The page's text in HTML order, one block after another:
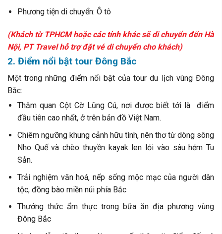
Phương tiện di chuyển: Ô tô
(Khách từ TPHCM hoặc các tỉnh khác sẽ di chuyển đến Hà
Nội, PT Travel hỗ trợ đặt vé di chuyển cho khách)
2. Điểm nổi bật tour Đông Bắc
Một trong những điểm nổi bật của tour du lịch vùng Đông
Bắc:
Thăm quan Cột Cờ Lũng Cú, nơi được biết tới là điểm
đầu tiên cao nhất, ở trên bản đồ Việt Nam.
Chiêm ngưỡng khung cảnh hữu tình, nên thơ từ dòng sông
Nho Quế và chèo thuyền kayak len lỏi vào sâu hẻm Tu
Sản.
Trải nghiệm văn hoá, nếp sống mộc mạc của người dân
tộc, đồng bào miền núi phía Bắc
Thưởng thức ẩm thực trong bữa ăn địa phương vùng
Đông Bắc